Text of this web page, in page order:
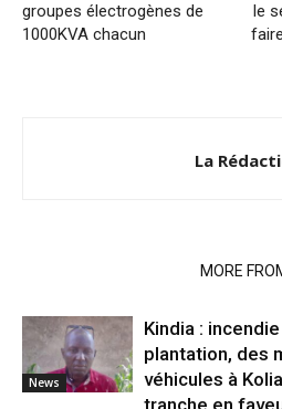
groupes électrogènes de
1000KVA chacun
le
La
MORE
News
Kindia :
plantation, des
véhicules à